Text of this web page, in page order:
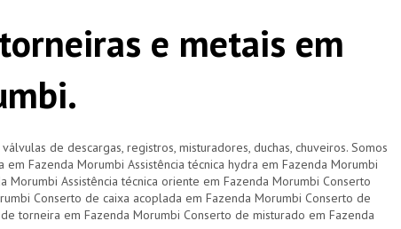
e metais em
de descargas, registros, misturadores, duchas, chuveiros. Somos
em Fazenda Morumbi Assistência técnica hydra em Fazenda Morumbi
Morumbi Assistência técnica oriente em Fazenda Morumbi Conserto
Conserto de caixa acoplada em Fazenda Morumbi Conserto de
torneira em Fazenda Morumbi Conserto de misturado em Fazenda